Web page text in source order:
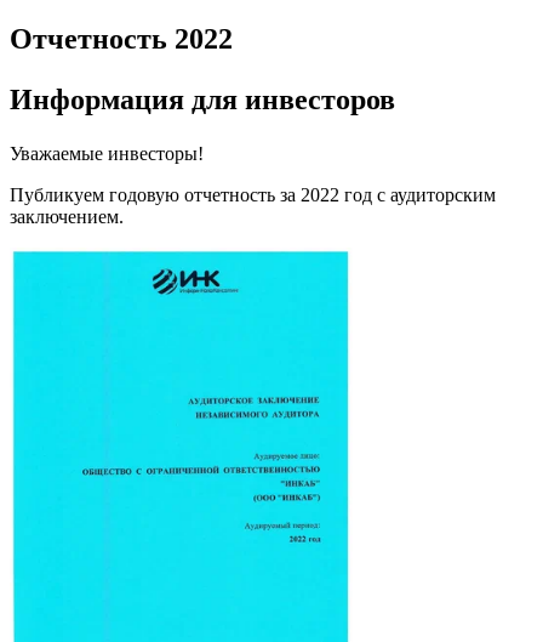
Отчетность 2022
Информация для инвесторов
Уважаемые инвесторы!
Публикуем годовую отчетность за 2022 год с аудиторским
заключением.